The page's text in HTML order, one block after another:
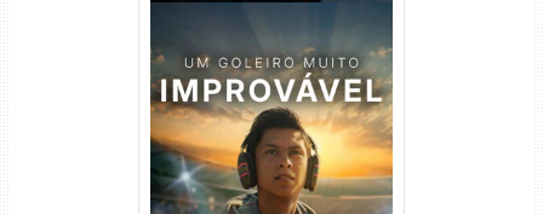
Um Goleiro Muito Improvável
Torrent (2026) WEB-DL 1080p
Dual Áudio